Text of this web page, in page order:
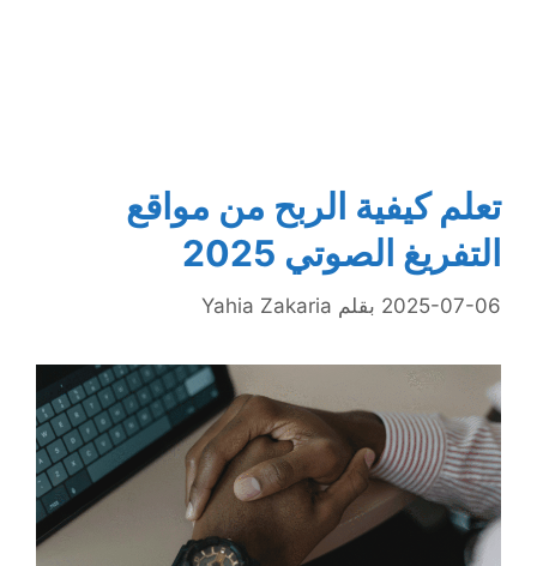
تعلم كيفية الربح من مواقع
التفريغ الصوتي 2025
2025-07-06 بقلم Yahia Zakaria